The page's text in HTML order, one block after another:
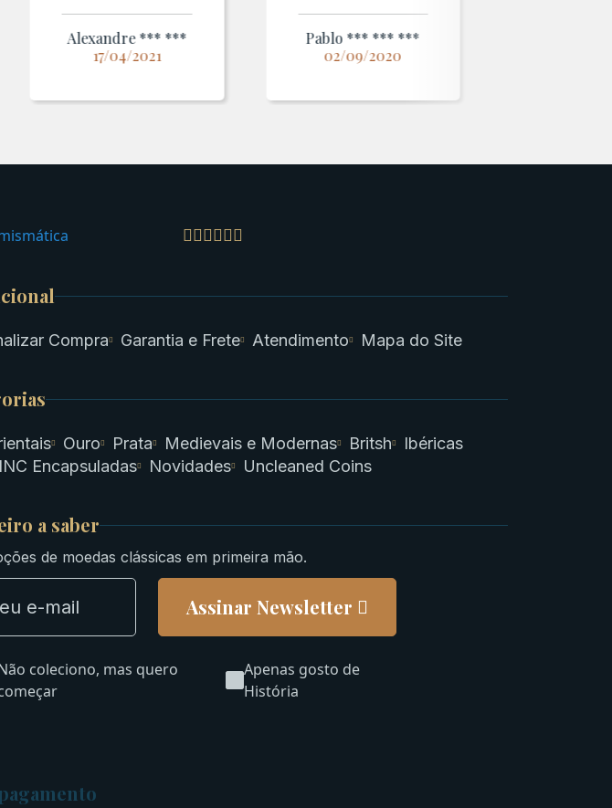
Alexandre *** ***
17/04/2021
Pablo *** *** ***
02/09/2020
Compra Garantia e Frete Atendimento Mapa do Site
Ouro Prata Medievais e Modernas Britsh
Ibéricas
Encapsuladas Novidades Uncleaned Coins
a saber
de moedas clássicas em primeira mão.
coleciono, mas quero
Apenas gosto de
História
Assinar Newsletter